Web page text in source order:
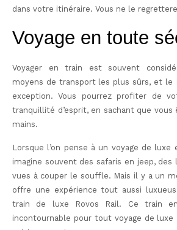
dans votre itinéraire. Vous ne le
Voyage en toute
Voyager en train est souvent
moyens de transport les plus sûrs, et le
exception. Vous pourrez profiter de
tranquillité d’esprit, en sachant que
mains.
Lorsque l’on pense à un voyage de luxe
imagine souvent des safaris en jeep,
vues à couper le souffle. Mais il y a un
offre une expérience tout aussi
train de luxe Rovos Rail. Ce train
incontournable pour tout voyage de